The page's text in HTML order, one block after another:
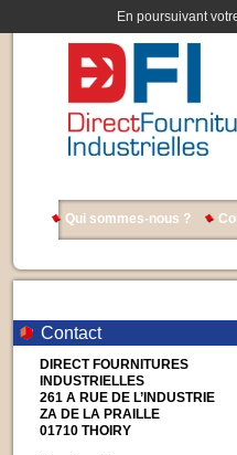
En poursuivant
Qui sommes-nous ?
Contact
DIRECT FOURNITURES
INDUSTRIELLES
261 A RUE DE L’INDUSTRIE
ZA DE LA PRAILLE
01710 THOIRY